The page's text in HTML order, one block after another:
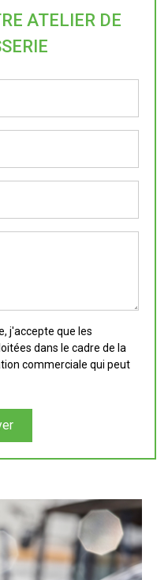
ATELIER DE
j'accepte que les
dans le cadre de la
commerciale qui peut